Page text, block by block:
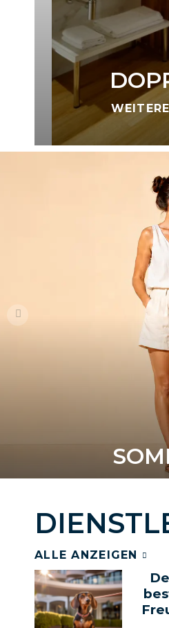
DU
ALLE ANZEIGEN